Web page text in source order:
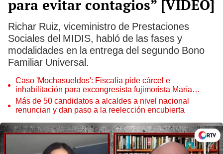
para evitar contagios” [VIDEO]
Richar Ruiz, viceministro de Prestaciones
Sociales del MIDIS, habló de las fases y
modalidades en la entrega del segundo Bono
Familiar Universal.
Caso 'Mochasueldos': Fiscalía pide cárcel e
inhabilitación para excongresista fujimorista María
Cordero Jon Tay
Más de 50 candidatos a alcaldes a nivel nacional
renuncian y dan paso a la reelección encubierta